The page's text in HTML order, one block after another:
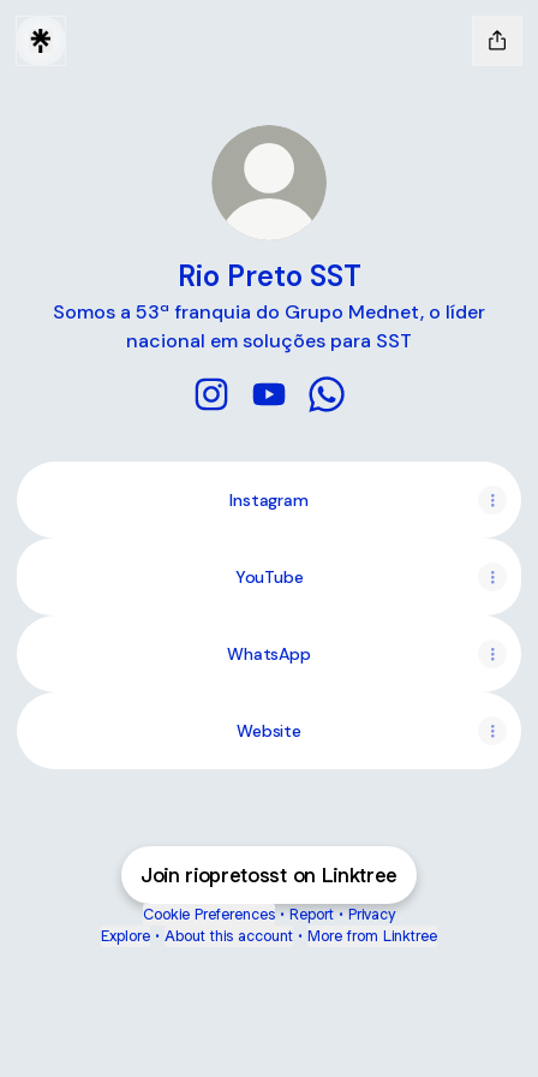
Rio Preto SST
Somos a 53ª franquia do Grupo Mednet, o líder
nacional em soluções para SST
Instagram
YouTube
YouTube
WhatsApp
Website
Join riopretosst on Linktree
Cookie Preferences • Report • Privacy
Explore • About this account • More from Linktree